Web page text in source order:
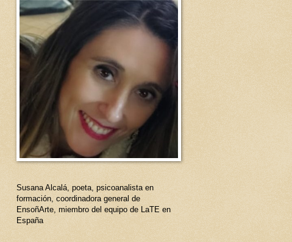
Susana Alcalá, poeta, psicoanalista en
formación, coordinadora general de
EnsoñArte, miembro del equipo de LaTE en
España